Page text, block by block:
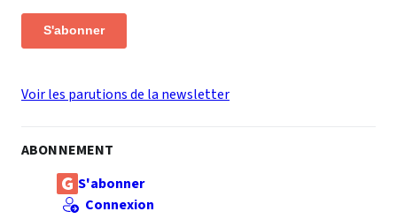
S'abonner
Voir les parutions de la newsletter
ABONNEMENT
S'abonner
Connexion